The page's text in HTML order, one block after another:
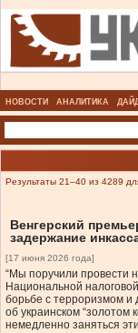
НОВОСТИ АНАЛИТИКА
Результаты 21–40 из 4289
Венгерский
задержание
[17 июня 2026 года]
“Мы поручили провести
Национальной
борьбе с терроризмом и
об украинском “золотом
немедленно заняться